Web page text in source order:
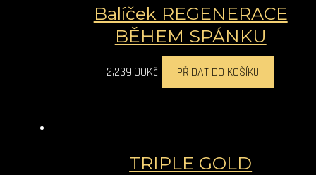
Balíček REGENERACE
BĚHEM SPÁNKU
2,239.00Kč PŘIDAT DO KOŠÍKU
TRIPLE GOLD